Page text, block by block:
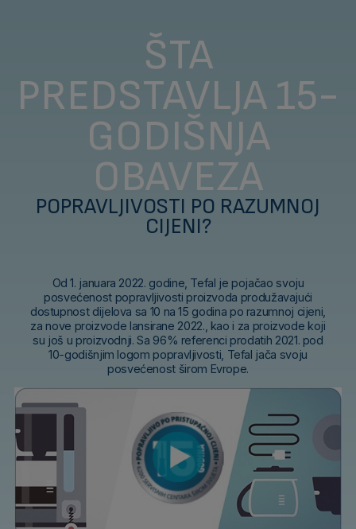
ŠTA
PREDSTAVLJA 15-
GODIŠNJA
OBAVEZA
POPRAVLJIVOSTI PO RAZUMNOJ
CIJENI?
Od 1. januara 2022. godine, Tefal je pojačao svoju
posvećenost popravljivosti proizvoda produžavajući
dostupnost dijelova sa 10 na 15 godina po razumnoj cijeni,
za nove proizvode lansirane 2022., kao i za proizvode koji
su još u proizvodnji. Sa 96% referenci prodatih 2021. pod
10-godišnjim logom popravljivosti, Tefal jača svoju
posvećenost širom Evrope.